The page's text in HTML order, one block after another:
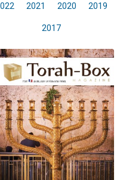
2021 2020 2019
2017